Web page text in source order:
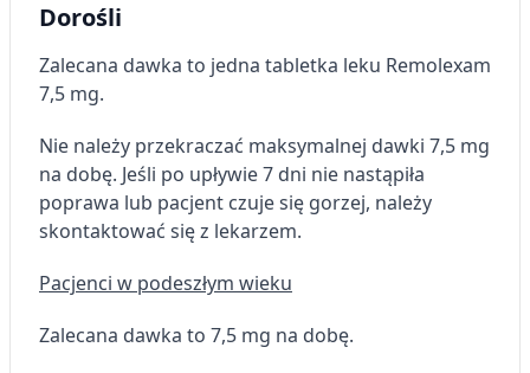
Dorośli
Zalecana dawka to jedna tabletka leku Remolexam
7,5 mg.
Nie należy przekraczać maksymalnej dawki 7,5 mg
na dobę. Jeśli po upływie 7 dni nie nastąpiła
poprawa lub pacjent czuje się gorzej, należy
skontaktować się z lekarzem.
Pacjenci w podeszłym wieku
Zalecana dawka to 7,5 mg na dobę.